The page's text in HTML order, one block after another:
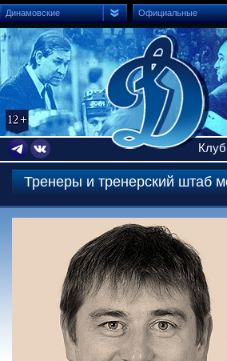
Динамовские Официальные
Клуб
Тренеры и тренерский штаб